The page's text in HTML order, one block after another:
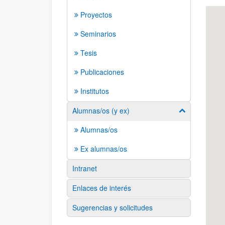
Proyectos
Seminarios
Tesis
Publicaciones
Institutos
Alumnas/os (y ex)
Mostrar/
Alumnas/os
Ex alumnas/os
Intranet
Enlaces de interés
Sugerencias y solicitudes